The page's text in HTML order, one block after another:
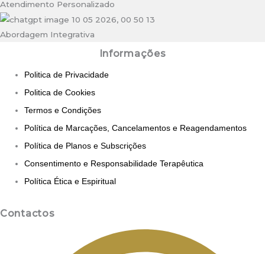
Atendimento Personalizado
Abordagem Integrativa
Informações
Politica de Privacidade
Politica de Cookies
Termos e Condições
Política de Marcações, Cancelamentos e Reagendamentos
Política de Planos e Subscrições
Consentimento e Responsabilidade Terapêutica
Política Ética e Espiritual
Contactos